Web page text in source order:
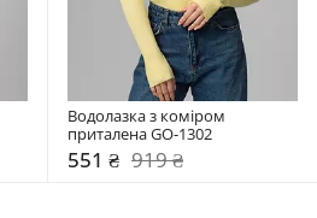
Водолазка з коміром
приталена GO-1302
551 ₴ 919 ₴